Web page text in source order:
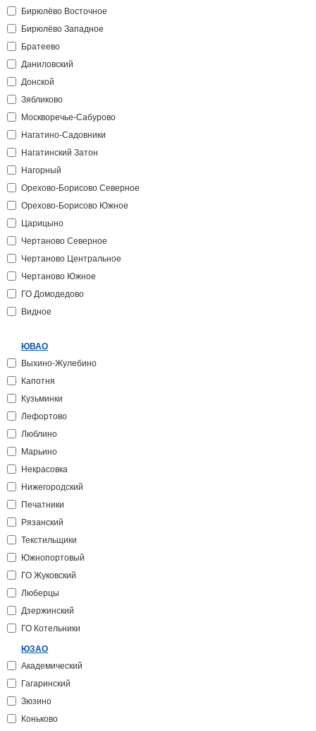
Бирюлёво Восточное
Бирюлёво Западное
Братеево
Даниловский
Донской
Зябликово
Москворечье-Сабурово
Нагатино-Садовники
Нагатинский Затон
Нагорный
Орехово-Борисово Северное
Орехово-Борисово Южное
Царицыно
Чертаново Северное
Чертаново Центральное
Чертаново Южное
ГО Домодедово
Видное
ЮВАО
Выхино-Жулебино
Капотня
Кузьминки
Лефортово
Люблино
Марьино
Некрасовка
Нижегородский
Печатники
Рязанский
Текстильщики
Южнопортовый
ГО Жуковский
Люберцы
Дзержинский
ГО Котельники
ЮЗАО
Академический
Гагаринский
Зюзино
Коньково